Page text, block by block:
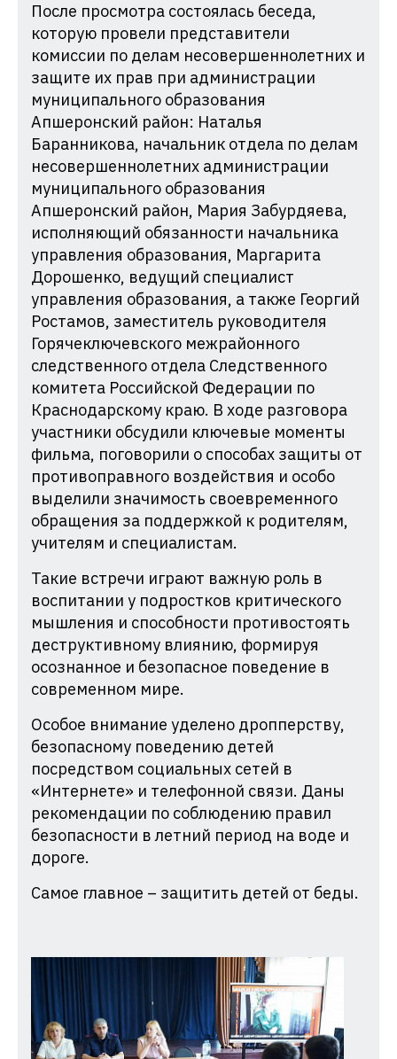
После просмотра состоялась беседа,
которую провели представители
комиссии по делам несовершеннолетних и
защите их прав при администрации
муниципального образования
Апшеронский район: Наталья
Баранникова, начальник отдела по делам
несовершеннолетних администрации
муниципального образования
Апшеронский район, Мария Забурдяева,
исполняющий обязанности начальника
управления образования, Маргарита
Дорошенко, ведущий специалист
управления образования, а также Георгий
Ростамов, заместитель руководителя
Горячеключевского межрайонного
следственного отдела Следственного
комитета Российской Федерации по
Краснодарскому краю. В ходе разговора
участники обсудили ключевые моменты
фильма, поговорили о способах защиты от
противоправного воздействия и особо
выделили значимость своевременного
обращения за поддержкой к родителям,
учителям и специалистам.
Такие встречи играют важную роль в
воспитании у подростков критического
мышления и способности противостоять
деструктивному влиянию, формируя
осознанное и безопасное поведение в
современном мире.
Особое внимание уделено дропперству,
безопасному поведению детей
посредством социальных сетей в
«Интернете» и телефонной связи. Даны
рекомендации по соблюдению правил
безопасности в летний период на воде и
дороге.
Самое главное – защитить детей от беды.